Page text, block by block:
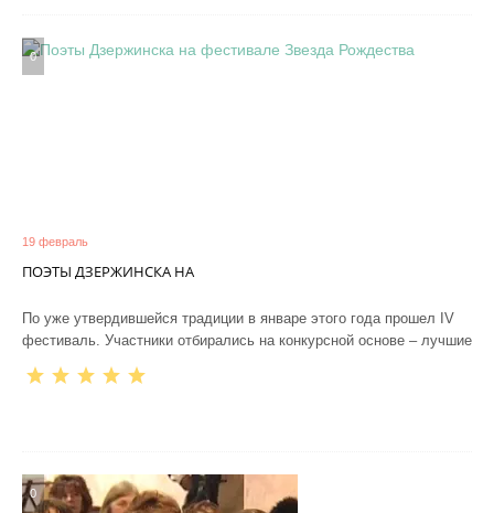
0
19 февраль
ПОЭТЫ ДЗЕРЖИНСКА НА
По уже утвердившейся традиции в январе этого года прошел IV
фестиваль. Участники отбирались на конкурсной основе – лучшие
0